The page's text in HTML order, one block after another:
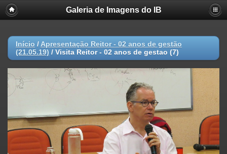
Galeria de Imagens do IB
Início / Apresentação Reitor - 02 anos de gestão
(21.05.19) / Visita Reitor - 02 anos de gestao (7)